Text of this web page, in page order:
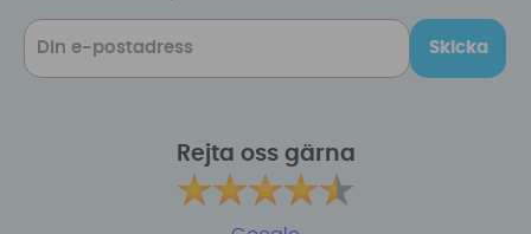
Skicka
Rejta oss gärna